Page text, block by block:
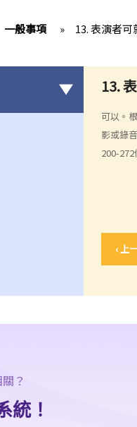
一般事項 » 13. 表演者
13.
可以。
影或錄
200-272
‹ 上
有人或有關負
？
統！